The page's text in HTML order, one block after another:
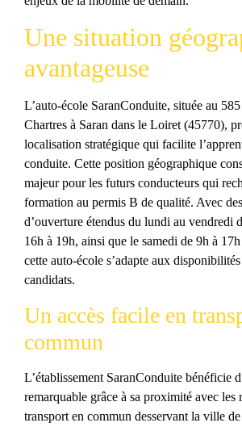
Une situation
avantageuse
L’auto-école SaranConduite, située au
Chartres à Saran dans le Loiret (45770),
localisation stratégique qui facilite
conduite. Cette position géographique
majeur pour les futurs conducteurs qui
formation au permis B de qualité. Avec
d’ouverture étendus du lundi au vendredi
16h à 19h, ainsi que le samedi de 9h à
cette auto-école s’adapte aux
candidats.
Un accès facile en
commun
L’établissement SaranConduite bénéficie
remarquable grâce à sa proximité avec les
transport en commun desservant la ville